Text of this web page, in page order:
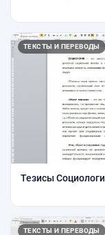
ТЕКСТЫ И ПЕРЕВОДЫ
Тезисы
ТЕКСТЫ И ПЕРЕВОДЫ